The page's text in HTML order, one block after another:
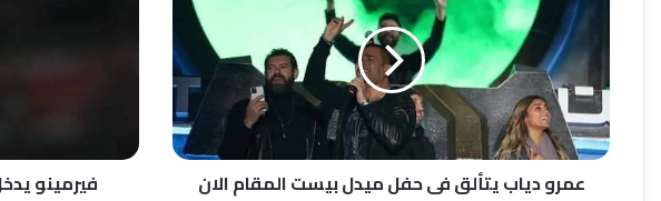
يتألق
حفل
ميدل
بيست
المقام
الان
عمرو دياب يتألق فى حفل ميدل بيست المقام الان فيرمينو